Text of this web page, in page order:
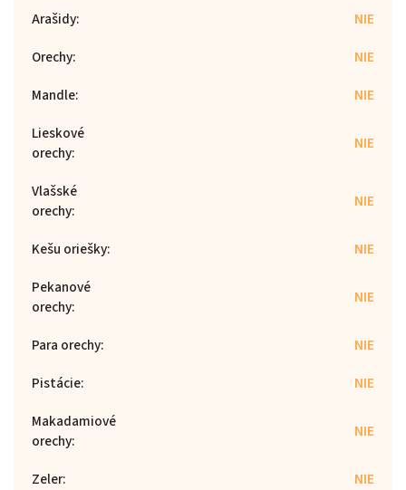
Arašidy:
NIE
Orechy:
NIE
Mandle:
NIE
Lieskové
orechy: NIE
Vlašské
orechy: NIE
Kešu oriešky:
NIE
Pekanové
orechy: NIE
Para orechy:
NIE
Pistácie:
NIE
Makadamiové
orechy: NIE
Zeler:
NIE